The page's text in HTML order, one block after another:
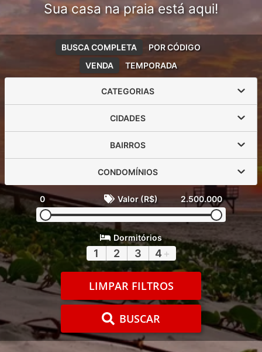
Sua casa na praia está aqui!
VENDA TEMPORADA
BUSCA COMPLETA POR CÓDIGO
CATEGORIAS
CIDADES
BAIRROS
CONDOMÍNIOS
0 Valor (R$) 2.500.000
Dormitórios
1 2 3 4 +
LIMPAR FILTROS
BUSCAR